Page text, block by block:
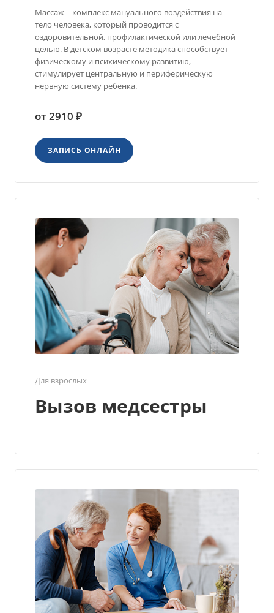
Массаж – комплекс мануального воздействия на
тело человека, который проводится с
оздоровительной, профилактической или лечебной
целью. В детском возрасте методика способствует
физическому и психическому развитию,
стимулирует центральную и периферическую
нервную систему ребенка.
от 2910 ₽
ЗАПИСЬ ОНЛАЙН
Для взрослых
Вызов медсестры